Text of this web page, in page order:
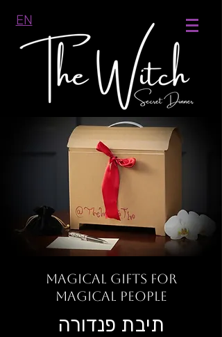
EN
MAGICAL GIFTS FOR
MAGICAL PEOPLE
תיבת פנדורה